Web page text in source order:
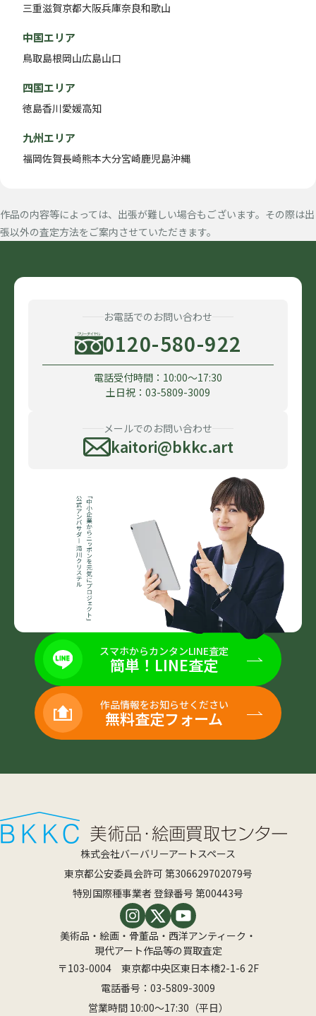
三重滋賀京都大阪兵庫奈良和歌山
中国エリア
鳥取島根岡山広島山口
四国エリア
徳島香川愛媛高知
九州エリア
福岡佐賀長崎熊本大分宮崎鹿児島沖縄
作品の内容等によっては、出張が難しい場合もございます。その際は出
張以外の査定方法をご案内させていただきます。
お電話でのお問い合わせ
0120-580-922
電話受付時間：10:00〜17:30
土日祝：03-5809-3009
メールでのお問い合わせ
kaitori@bkkc.art
スマホからカンタンLINE査定
簡単！LINE査定
作品情報をお知らせください
無料査定フォーム
株式会社バーバリーアートスペース
東京都公安委員会許可 第306629702079号
特別国際種事業者 登録番号 第00443号
美術品・絵画・骨董品・西洋アンティーク・
現代アート作品等の買取査定
〒103-0004 東京都中央区東日本橋2-1-6 2F
電話番号： 03-5809-3009
営業時間 10:00〜17:30（平日）